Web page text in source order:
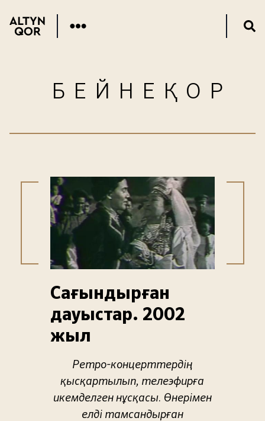
БЕЙНЕҚОР
Сағындырған
дауыстар. 2002
жыл
Ретро-концерттердің
қысқартылып, телеэфирға
икемделген нұсқасы. Өнерімен
елді тамсандырған